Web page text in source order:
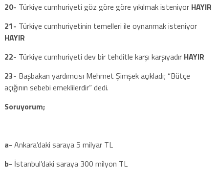
20- Türkiye cumhuriyeti göz göre göre yıkılmak isteniyor HAYIR
21- Türkiye cumhuriyetinin temelleri ile oynanmak isteniyor
HAYIR
22- Türkiye cumhuriyeti dev bir tehditle karşı karşıyadır HAYIR
23- Başbakan yardımcısı Mehmet Şimşek açıkladı; “Bütçe
açığının sebebi emeklilerdir” dedi.
Soruyorum;
a- Ankara’daki saraya 5 milyar TL
b- İstanbul’daki saraya 300 milyon TL